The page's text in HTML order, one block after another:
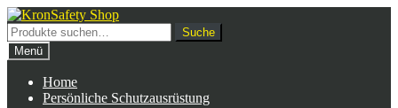
Zur
Navigation
springen
Zum
Inhalt
springen
Suche
nach:
Suche
Menü
Home
Persönliche Schutzausrüstung